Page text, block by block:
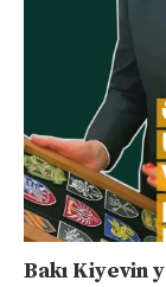
Bakı Kiyevin